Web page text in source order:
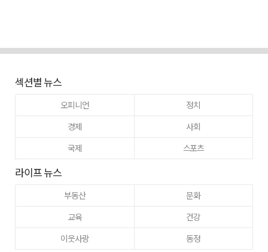
섹션별 뉴스
오피니언
정치
경제
사회
국제
스포츠
라이프 뉴스
부동산
문화
교육
건강
이웃사랑
동정